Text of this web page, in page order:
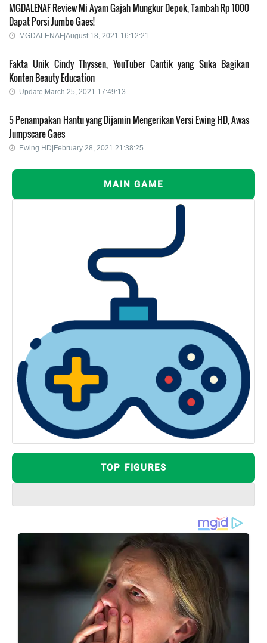
MGDALENAF Review Mi Ayam Gajah Mungkur Depok, Tambah Rp 1000
Dapat Porsi Jumbo Gaes!
MGDALENAF|August 18, 2021 16:12:21
Fakta Unik Cindy Thyssen, YouTuber Cantik yang Suka Bagikan
Konten Beauty Education
Update|March 25, 2021 17:49:13
5 Penampakan Hantu yang Dijamin Mengerikan Versi Ewing HD, Awas
Jumpscare Gaes
Ewing HD|February 28, 2021 21:38:25
MAIN GAME
TOP FIGURES